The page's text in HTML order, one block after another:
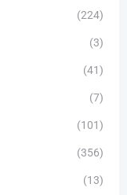
(224)
(3)
(41)
(7)
(101)
(356)
(13)